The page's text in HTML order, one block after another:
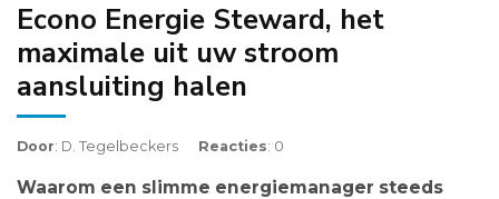
Econo Energie Steward, het
maximale uit uw stroom
aansluiting halen
Door: D. Tegelbeckers Reacties: 0
Waarom een slimme energiemanager steeds